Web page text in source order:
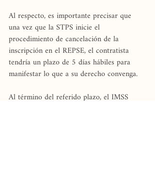
Al respecto, es importante precisar que
una vez que la STPS inicie el
procedimiento de cancelación de la
inscripción en el REPSE, el contratista
tendría un plazo de 5 días hábiles para
manifestar lo que a su derecho convenga.
Al término del referido plazo, el IMSS